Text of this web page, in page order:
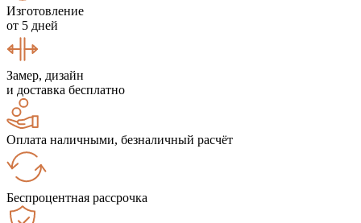
Изготовление
от 5 дней
Замер, дизайн
и доставка бесплатно
Оплата наличными, безналичный расчёт
Беспроцентная рассрочка